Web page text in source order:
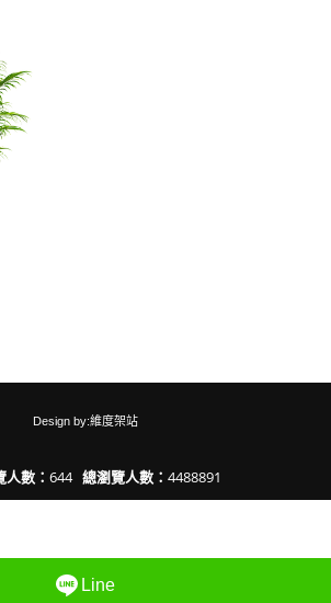
Design by:維度架站
Line
數： 644 總瀏覽人數： 4488891